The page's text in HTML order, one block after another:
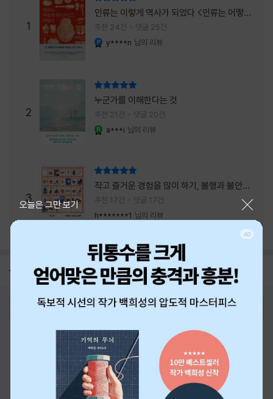
해본다. "내가 온 힘을 다해 부러워하던 사람
들은 '자신이 원하는' 일을 하는 사람들이었다.
소명이라고 하던
1
인류는 이렇게 역사가 되었다 <인류는 어떻게
역사가 되었나>
추천 24건 댓글 25건
y****n 님의 리뷰
2
누군가를 이해한다는 것
추천 21건 댓글 20건
a***i 님의 리뷰
3
작고 즐거운 경험을 많이 하기, 불행과 불안을
회피하지 말기, 그리고 좋은 사람을 많이 만나
기.
추천 17건
댓글 17건
h*******1 님의 리뷰
공지 26년 NBCI 수상 안내
2026-08-01
오늘은 그만 보기
로그인 최근 본 상품 주문/배송
고객센터 1544-3800 티켓 1544-6399
중고샵 1566-4295
eBook 1:1문의/채팅상담
예스이십사(주) 사업자 정보
이용약관
개인정보처리방침
청소년보호정책
PC버전
회사소개 거래처관계자께